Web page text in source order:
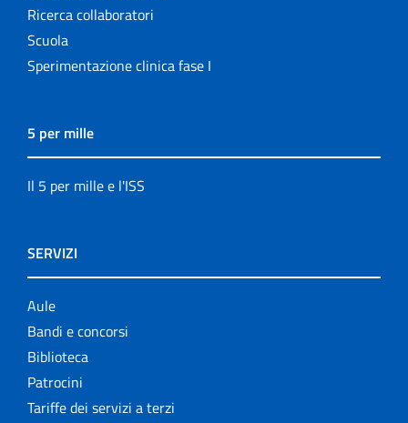
Ricerca collaboratori
Scuola
Sperimentazione clinica fase I
5 per mille
Il 5 per mille e l'ISS
SERVIZI
Aule
Bandi e concorsi
Biblioteca
Patrocini
Tariffe dei servizi a terzi